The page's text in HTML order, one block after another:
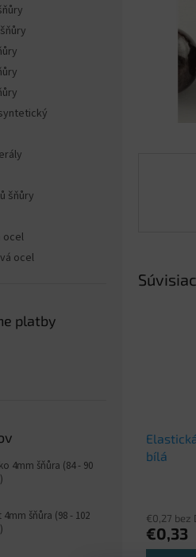
šňůry
ocel
ocel
platby
4mm šňůra (84 - 90
4mm šňůra (98 - 102
bílá
€0,27 bez
€0,33